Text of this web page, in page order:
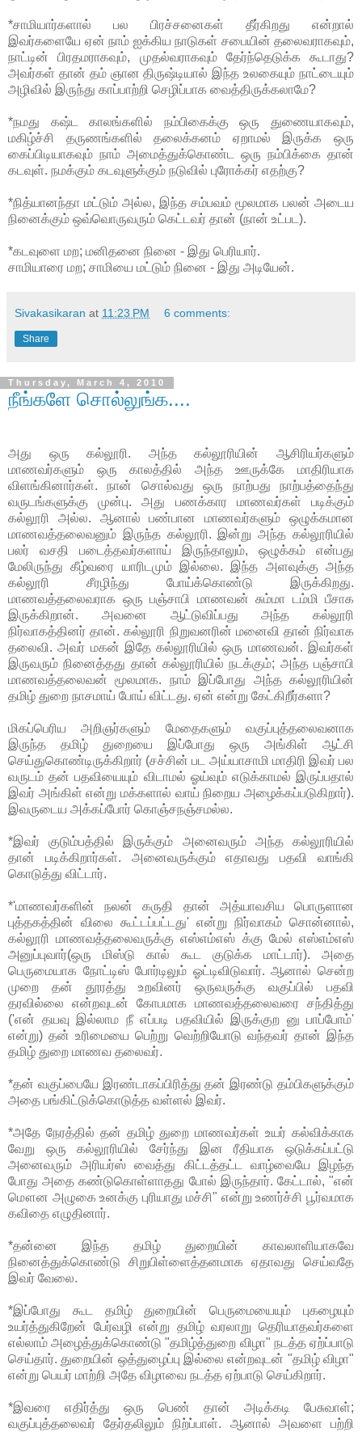
*சாமியார்களால் பல பிரச்சனைகள் தீர்கிறது என்றால்
இவர்களையே ஏன் நாம் ஐக்கிய நாடுகள் சபையின் தலைவராகவும்,
நாட்டின் பிரதமராகவும், முதல்வராகவும் தேர்ந்தெடுக்க கூடாது?
அவர்கள் தான் தம் ஞான திருஷ்டியால் இந்த உலகையும் நாட்டையும்
அழிவில் இருந்து காப்பாற்றி செழிப்பாக வைத்திருக்கலாமே?
*நமது கஷ்ட காலங்களில் நம்பிகைக்கு ஒரு துணையாகவும்,
மகிழ்ச்சி தருணங்களில் தலைக்கனம் ஏறாமல் இருக்க ஒரு
கைப்பிடியாகவும் நாம் அமைத்துக்கொண்ட ஒரு நம்பிக்கை தான்
கடவுள். நமக்கும் கடவுளுக்கும் நடுவில் புரோக்கர் எதற்கு?
*நித்யானந்தா மட்டும் அல்ல, இந்த சம்பவம் மூலமாக பலன் அடைய
நினைக்கும் ஒவ்வொருவரும் கெட்டவர் தான் (நான் உட்பட).
*கடவுளை மற; மனிதனை நினை - இது பெரியார்.
சாமியாரை மற; சாமியை மட்டும் நினை - இது அடியேன்.
Sivakasikaran at 11:23 PM 6 comments:
Share
Thursday, March 4, 2010
நீங்களே சொல்லுங்க....
அது ஒரு கல்லூரி. அந்த கல்லூரியின் ஆசிரியர்களும்
மாணவர்களும் ஒரு காலத்தில் அந்த ஊருக்கே மாதிரியாக
விளங்கினார்கள். நான் சொல்வது ஒரு நாற்பது நாற்பத்தைந்து
வருடங்களுக்கு முன்பு. அது பணக்கார மாணவர்கள் படிக்கும்
கல்லூரி அல்ல. ஆனால் பண்பான மாணவர்களும் ஒழுக்கமான
மாணவத்தலைவனும் இருந்த கல்லூரி. இன்று அந்த கல்லூரியில்
பலர் வசதி படைத்தவர்களாய் இருந்தாலும், ஒழுக்கம் என்பது
மேலிருந்து கீழ்வரை யாரிடமும் இல்லை. இந்த அளவுக்கு அந்த
கல்லூரி சீரழிந்து போய்க்கொண்டு இருக்கிறது.
மாணவத்தலைவராக ஒரு பஞ்சாபி மாணவன் சும்மா டம்மி பீசாக
இருக்கிறான். அவனை ஆட்டுவிப்பது அந்த கல்லூரி
நிர்வாகத்தினர் தான். கல்லூரி நிறுவனரின் மனைவி தான் நிர்வாக
தலைவி. அவர் மகன் இதே கல்லூரியில் ஒரு மாணவன். இவர்கள்
இருவரும் நினைத்தது தான் கல்லூரியில் நடக்கும்; அந்த பஞ்சாபி
மாணவத்தலைவன் மூலமாக. நாம் இப்போது அந்த கல்லூரியின்
தமிழ் துறை நாசமாய் போய் விட்டது. ஏன் என்று கேட்கிறீர்களா?
மிகப்பெரிய அறிஞர்களும் மேதைகளும் வகுப்புத்தலைவனாக
இருந்த தமிழ் துறையை இப்போது ஒரு அங்கிள் ஆட்சி
செய்துகொண்டிருக்கிறார் (சச்சின் பட அய்யாசாமி மாதிரி இவர் பல
வருடம் தன் பதவியையும் விடாமல் ஓய்வும் எடுக்காமல் இருப்பதால்
இவர் அங்கிள் என்று மக்களால் வாய் நிறைய அழைக்கப்படுகிறார்).
இவருடைய அக்கப்போர் கொஞ்சநஞ்சமல்ல.
*இவர் குடும்பத்தில் இருக்கும் அனைவரும் அந்த கல்லூரியில்
தான் படிக்கிறார்கள். அனைவருக்கும் எதாவது பதவி வாங்கி
கொடுத்து விட்டார்.
*'மாணவர்களின் நலன் கருதி தான் அத்யாவசிய பொருளான
புத்தகத்தின் விலை கூட்டப்பட்டது' என்று நிர்வாகம் சொன்னால்,
கல்லூரி மாணவத்தலைவருக்கு எஸ்எம்எஸ் க்கு மேல் எஸ்எம்எஸ்
அனுப்புவார்(ஒரு மிஸ்டு கால் கூட குடுக்க மாட்டார்). அதை
பெருமையாக நோட்டிஸ் போர்டிலும் ஓட்டிவிடுவார். ஆனால் சென்ற
முறை தன் தூரத்து உறவினர் ஒருவருக்கு வகுப்பில் பதவி
தரவில்லை என்றவுடன் கோபமாக மாணவத்தலைவரை சந்தித்து
('என் தயவு இல்லாம நீ எப்படி பதவியில் இருக்குற னு பாப்போம்'
என்று) தன் உரிமையை பெற்று வெற்றியோடு வந்தவர் தான் இந்த
தமிழ் துறை மாணவ தலைவர்.
*தன் வகுப்பையே இரண்டாகப்பிரித்து தன் இரண்டு தம்பிகளுக்கும்
அதை பங்கிட்டுக்கொடுத்த வள்ளல் இவர்.
*அதே நேரத்தில் தன் தமிழ் துறை மாணவர்கள் உயர் கல்விக்காக
வேறு ஒரு கல்லூரியில் சேர்ந்து இன ரீதியாக ஒடுக்கப்பட்டு
அனைவரும் அரியர்ஸ் வைத்து கிட்டத்தட்ட வாழ்வையே இழந்த
போது அதை கண்டுகொள்ளாதது போல் இருந்தார். கேட்டால், "என்
மௌன அழுகை உனக்கு புரியாது மச்சி" என்று உணர்ச்சி பூர்வமாக
கவிதை எழுதினார்.
*தன்னை இந்த தமிழ் துறையின் காவலாளியாகவே
நினைத்துக்கொண்டு சிறுபிள்ளைத்தனமாக ஏதாவது செய்வதே
இவர் வேலை.
*இப்போது கூட தமிழ் துறையின் பெருமையையும் புகழையும்
உயர்த்துகிறேன் பேர்வழி என்று தமிழ் வரலாறு தெரியாதவர்களை
எல்லாம் அழைத்துக்கொண்டு "தமிழ்த்துறை விழா" நடத்த ஏற்ப்பாடு
செய்தார். துறையின் ஒத்துழைப்பு இல்லை என்றவுடன் "தமிழ் விழா"
என்று பெயர் மாற்றி அதே விழாவை நடத்த ஏற்பாடு செய்கிறார்.
*இவரை எதிர்த்து ஒரு பெண் தான் அடிக்கடி பேசுவாள்;
வகுப்புத்தலைவர் தேர்தலிலும் நிற்ப்பாள். ஆனால் அவளை பற்றி